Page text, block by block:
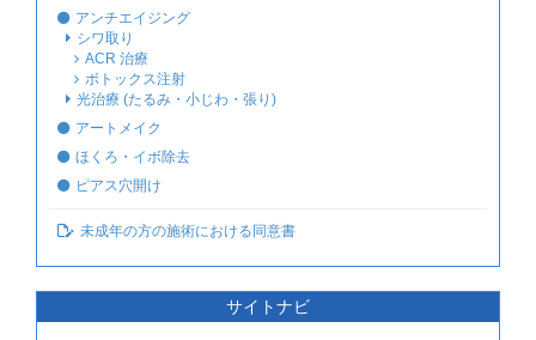
アンチエイジング
シワ取り
ACR 治療
ボトックス注射
光治療 (たるみ・小じわ・張り)
アートメイク
ほくろ・イボ除去
ピアス穴開け
未成年の方の施術における同意書
サイトナビ